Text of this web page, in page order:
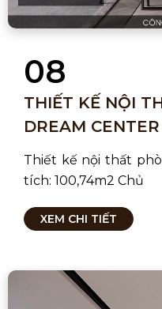
08
THIẾT KẾ NỘI
DREAM
Thiết kế nội thất
tích: 100,74m2 Chủ
XEM CHI TIẾT